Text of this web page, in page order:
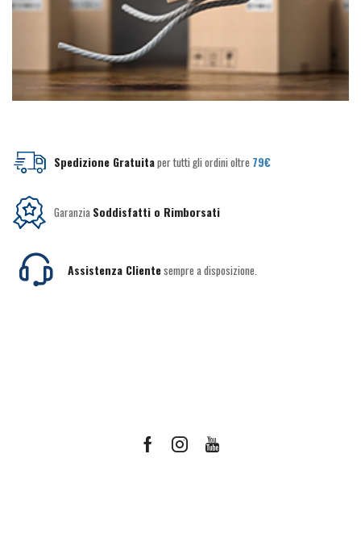
Spedizione Gratuitaper tutti gli ordini oltre 79€
Garanzia Soddisfatti o Rimborsati
Assistenza Clientesempre a disposizione.
FacebookInstagramYoutube